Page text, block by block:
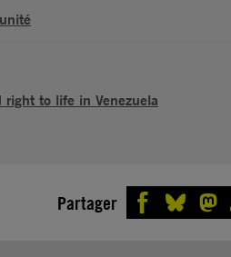
to life in Venezuela
Partager